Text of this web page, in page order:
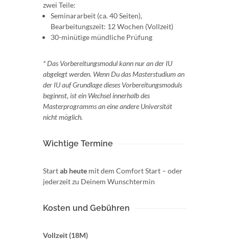
zwei Teile:
Seminararbeit (ca. 40 Seiten),
Bearbeitungszeit: 12 Wochen (Vollzeit)
30-minütige mündliche Prüfung
* Das Vorbereitungsmodul kann nur an der IU
abgelegt werden. Wenn Du das Masterstudium an
der IU auf Grundlage dieses Vorbereitungsmoduls
beginnst, ist ein Wechsel innerhalb des
Masterprogramms an eine andere Universität
nicht möglich.
Wichtige Termine
Startab heute mit dem Comfort Start – oder
jederzeit zu Deinem Wunschtermin
Kosten und Gebühren
Vollzeit (18M)